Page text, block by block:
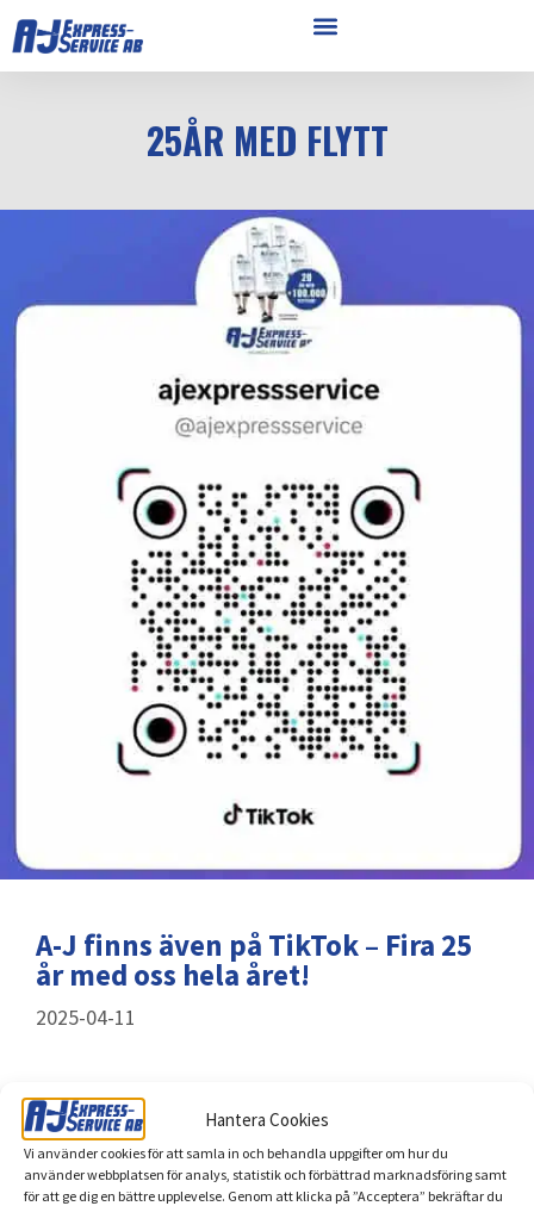
Hantera Cookies
Vi använder cookies för att samla in och behandla uppgifter om hur du
använder webbplatsen för analys, statistik och förbättrad marknadsföring samt
för att ge dig en bättre upplevelse. Genom att klicka på ”Acceptera” bekräftar du
25ÅR MED FLYTT
A-J finns även på TikTok – Fira 25
år med oss hela året!
2025-04-11
Vi på A-J Express-Service firar hela 25 år av pålitlig
och professionell flyttservice – och vi vill fira detta
tillsammans med dig! För att göra det ännu enklare
för våra kunder att följa oss och …